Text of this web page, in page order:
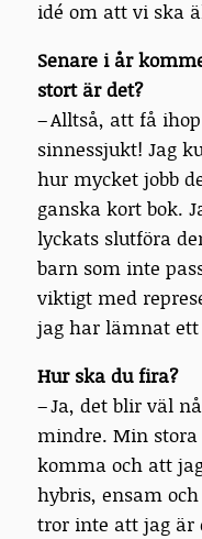
idé om att vi ska
Senare i år
stort är det?
– Alltså, att få
sinnessjukt! Jag
hur mycket jobb
ganska kort bok.
lyckats slutföra
barn som inte
viktigt med
jag har lämnat
Hur ska du fira?
– Ja, det blir väl
mindre. Min
komma och att
hybris, ensam
tror inte att jag är